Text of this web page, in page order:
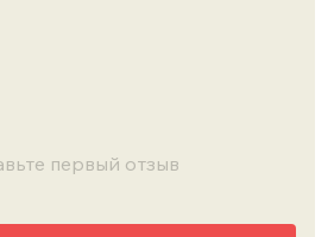
первый отзыв